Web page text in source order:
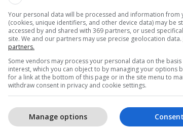
hapur, dua të eci përpara dhe kam fituar
e cila sot është 40 vjeçe, raporton
e mërzitur që babai i saj i turpëruar,
të linte shtëpinë e familjes në vitin
nga Brigitte vetëm në vitin 2006,
me të një vit më vonë.
mund të jetë edhe trishtim edhe mundësi.
të jetë një pasurim. Unë kam një baba
Your personal data will be processed and information from
(cookies, unique identifiers, and other device data) may be
accessed by and shared with 369 partners, or used
site. We and our partners may use precise geolocation data.
partners.
Some vendors may process your personal data on the
interest, which you can object to by managing your options
for a link at the bottom of this page or in the site menu to
withdraw consent in privacy and cookie settings.
Consent
Manage options